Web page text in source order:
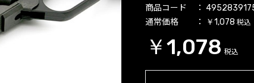
商品コード
通常価格 ￥1,078 税込
￥1,078 税込